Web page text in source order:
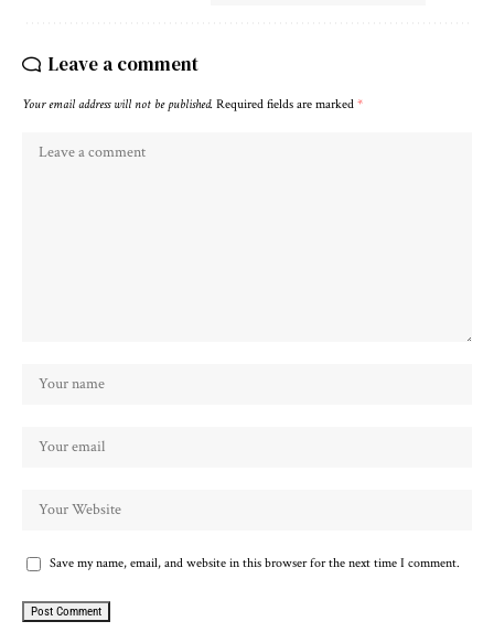
Leave a comment
Your email address will not be published. Required fields are marked *
Save my name, email, and website in this browser for the next time I comment.